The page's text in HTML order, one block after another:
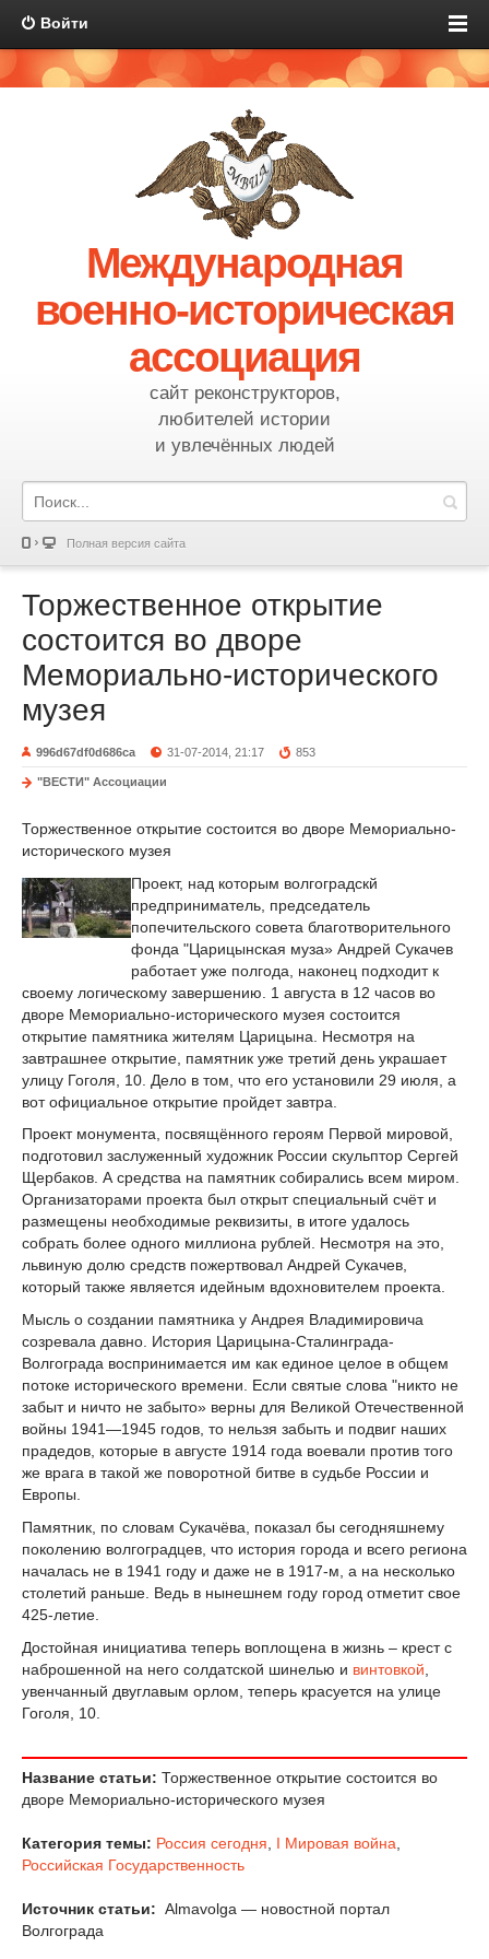
Войти
Международная
военно-историческая
ассоциация
сайт реконструкторов,
любителей истории
и увлечённых людей
Полная версия сайта
Торжественное открытие
состоится во дворе
Мемориально-исторического
музея
996d67df0d686ca 31-07-2014, 21:17 853
"ВЕСТИ" Ассоциации
Торжественное открытие состоится во дворе Мемориально-
исторического музея
Проект, над которым волгоградскй
предприниматель, председатель
попечительского совета благотворительного
фонда "Царицынская муза» Андрей Сукачев
работает уже полгода, наконец подходит к
своему логическому завершению. 1 августа в 12 часов во
дворе Мемориально-исторического музея состоится
открытие памятника жителям Царицына. Несмотря на
завтрашнее открытие, памятник уже третий день украшает
улицу Гоголя, 10. Дело в том, что его установили 29 июля, а
вот официальное открытие пройдет завтра.
Проект монумента, посвящённого героям Первой мировой,
подготовил заслуженный художник России скульптор Сергей
Щербаков. А средства на памятник собирались всем миром.
Организаторами проекта был открыт специальный счёт и
размещены необходимые реквизиты, в итоге удалось
собрать более одного миллиона рублей. Несмотря на это,
львиную долю средств пожертвовал Андрей Сукачев,
который также является идейным вдохновителем проекта.
Мысль о создании памятника у Андрея Владимировича
созревала давно. История Царицына-Сталинграда-
Волгограда воспринимается им как единое целое в общем
потоке исторического времени. Если святые слова "никто не
забыт и ничто не забыто» верны для Великой Отечественной
войны 1941—1945 годов, то нельзя забыть и подвиг наших
прадедов, которые в августе 1914 года воевали против того
же врага в такой же поворотной битве в судьбе России и
Европы.
Памятник, по словам Сукачёва, показал бы сегодняшнему
поколению волгоградцев, что история города и всего региона
началась не в 1941 году и даже не в 1917-м, а на несколько
столетий раньше. Ведь в нынешнем году город отметит свое
425-летие.
Достойная инициатива теперь воплощена в жизнь – крест с
наброшенной на него солдатской шинелью и винтовкой
увенчанный двуглавым орлом, теперь красуется на улице
Гоголя, 10.
Название статьи: Торжественное открытие состоится во
дворе Мемориально-исторического музея
Категория темы: Россия сегодня I Мировая война
Российская Государственность
Источник статьи: Almavolga — новостной портал
Волгограда